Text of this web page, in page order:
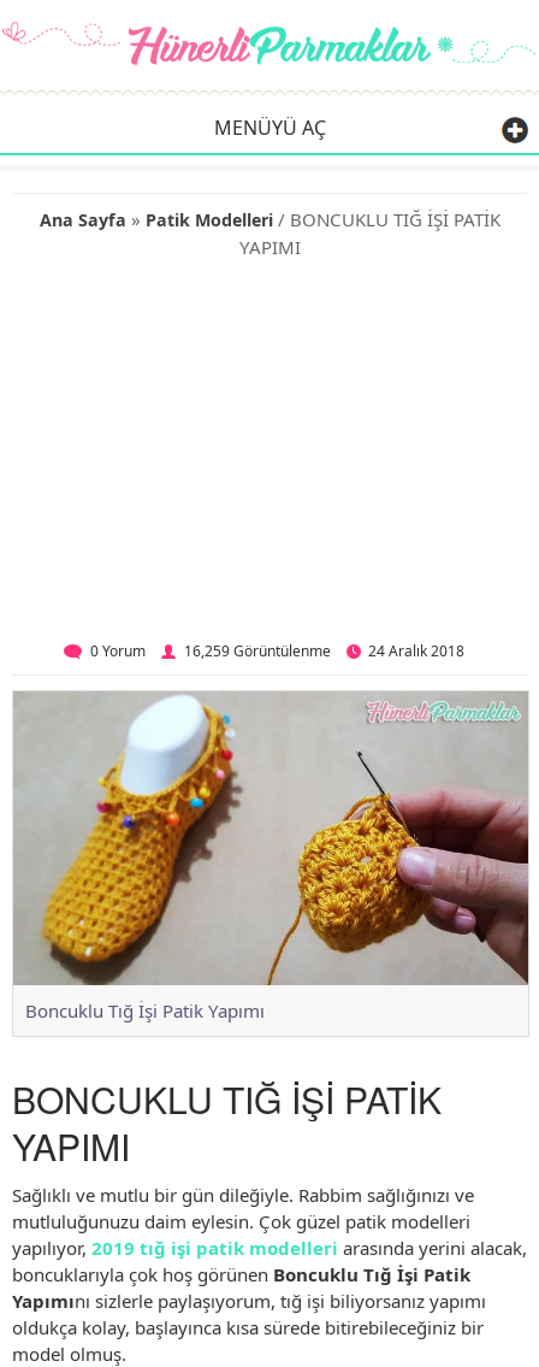
MENÜYÜ AÇ
Ana Sayfa » Patik Modelleri/ BONCUKLU TIĞ İŞİ PATİK
YAPIMI
0 Yorum 16,259 Görüntülenme 24 Aralık 2018
Boncuklu Tığ İşi Patik Yapımı
BONCUKLU TIĞ İŞİ PATİK
YAPIMI
Sağlıklı ve mutlu bir gün dileğiyle. Rabbim sağlığınızı ve
mutluluğunuzu daim eylesin. Çok güzel patik modelleri
yapılıyor, 2019 tığ işi patik modelleri arasında yerini alacak,
boncuklarıyla çok hoş görünen Boncuklu Tığ İşi Patik
Yapımını sizlerle paylaşıyorum, tığ işi biliyorsanız yapımı
oldukça kolay, başlayınca kısa sürede bitirebileceğiniz bir
model olmuş.